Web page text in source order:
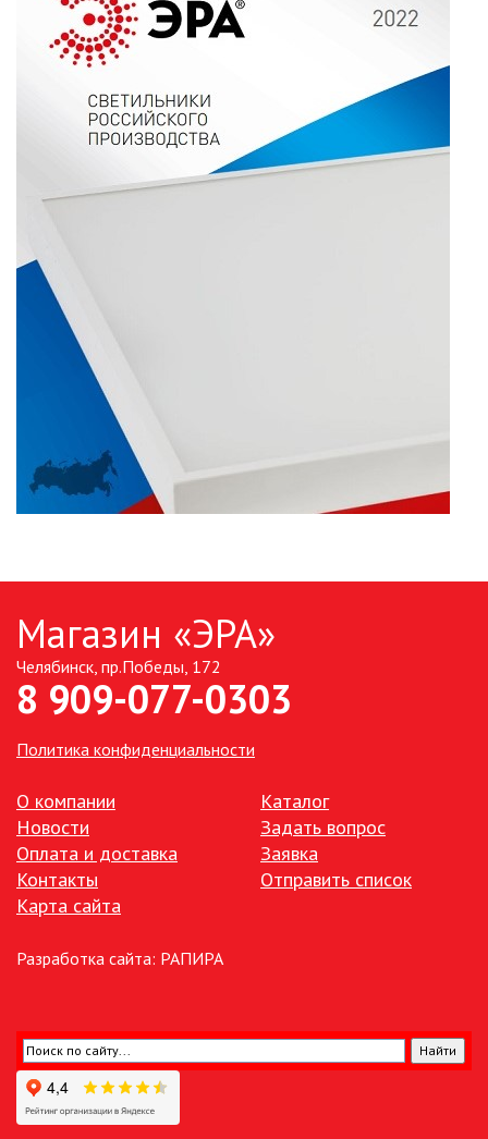
ОБОРУДОВАНИЕ
НОВОГОДНЕЕ ОСВЕЩЕНИЕ
ОТВЕРТКИ
ДЕЛИТЕЛИ
СЕТЕВЫЕ ФИЛЬТРЫ, СИЛОВЫЕ
РАЗЪЕМЫ И УДЛИНИТЕЛИ,
СТАБИЛИЗАТОРЫ НАПРЯЖЕНИЯ
ТОЧЕЧНЫЕ СВЕТИЛЬНИКИ
УЛИЧНОЕ ОСВЕЩЕНИЕ НА
УЛИЧНЫЕ СВЕТИЛЬНИКИ
ФОНТАНЫ
ЭЛЕКТРОЗВОНКИ И АКСЕССУАРЫ
ЭЛЕМЕНТЫ ПИТАНИЯ
Магазин «ЭРА»
Челябинск, пр.Победы, 172
8 909-077-0303
Политика конфиденциальности
О компании
Новости
Оплата и доставка
Контакты
Карта сайта
Каталог
Задать вопрос
Заявка
Отправить список
Разработка сайта: РАПИРА